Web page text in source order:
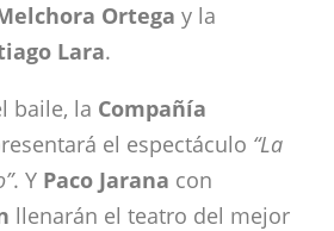
Ortega y la
Lara.
baile, la Compañía
el espectáculo “La
. Y Paco Jarana con
llenarán el teatro del mejor